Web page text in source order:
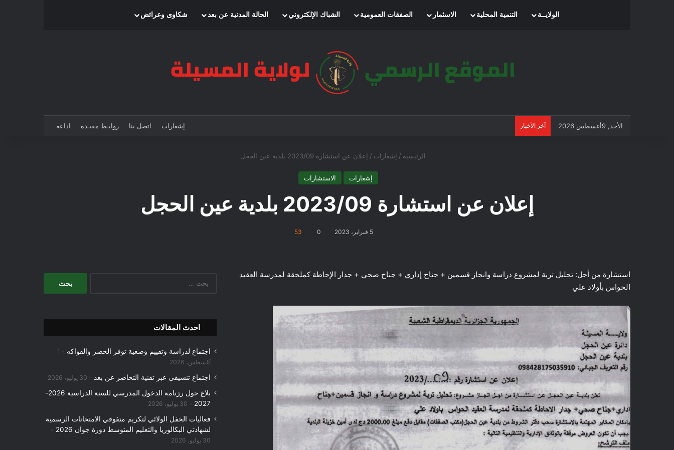
الرئيسيةالولايــة التنمية المحلية الاسثمار الصفقات العمومية الشباك الإلكتروني الحالة المدنية عن بعد شكاوى وعرائض
الأحد, 9أغسطس 2026 آخر الأخبار إشعارات اتصل بنا روابـط مفيـدة اذاعة
الرئيسية / إشعارات / إعلان عن استشارة 2023/09 بلدية عين الحجل
إشعارات الاستشارات
إعلان عن استشارة 2023/09 بلدية عين الحجل
5 فبراير، 2023 0
53
استشارة من أجل: تحليل تربة لمشروع دراسة وانجاز قسمين + جناح إداري + جناح صحي + جدار الإحاطة كملحقة لمدرسة العقيد
الحواس بأولاد علي
احدث المقالات
اجتماع لدراسة وتقييم وضعية توفر الخضر والفواكه
1
أغسطس، 2026
اجتماع تنسيقي عبر تقنية التحاضر عن بعد 30 يوليو، 2026
بلاغ حول رزنامة الدخول المدرسي للسنة الدراسية 2026-
2027
30 يوليو، 2026
فعاليات الحفل الولائي لتكريم متفوقي الامتحانات الرسمية
لشهادتي البكالوريا والتعليم المتوسط دورة جوان 2026
30 يوليو، 2026